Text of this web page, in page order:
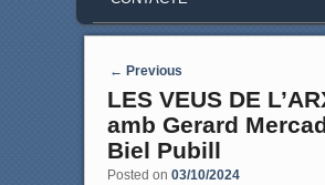
Post navigation
← Previous
LES VEUS DE
amb Gerard
Biel Pubill
Posted on 03/10/2024